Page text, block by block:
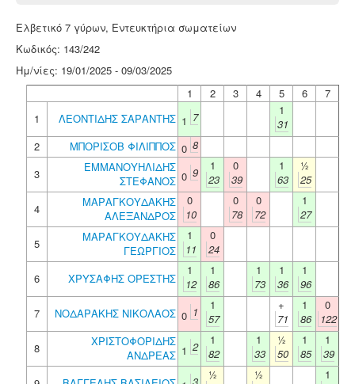
Ελβετικό 7 γύρων, Εντευκτήρια σωματείων
Κωδικός: 143/242
Ημ/νίες: 19/01/2025 - 09/03/2025
1
2 3 4 5 6
7
1
ΛΕΟΝΤΙΔΗΣ ΣΑΡΑΝΤΗΣ 1 7
1
31
2
ΜΠΟΡΙΣΟΒ ΦΙΛΙΠΠΟΣ 0 8
3
ΕΜΜΑΝΟΥΗΛΙΔΗΣ
ΣΤΕΦΑΝΟΣ 0 9
1
23
0
39
1
63
½
25
4
ΜΑΡΑΓΚΟΥΔΑΚΗΣ
ΑΛΕΞΑΝΔΡΟΣ
0
10
0
78
0
72
1
27
5
ΜΑΡΑΓΚΟΥΔΑΚΗΣ
ΓΕΩΡΓΙΟΣ
1
11
0
24
6
ΧΡΥΣΑΦΗΣ ΟΡΕΣΤΗΣ
1
12
1
86
1
73
1
36
1
96
7
ΝΟΔΑΡΑΚΗΣ ΝΙΚΟΛΑΟΣ 0 1
1
57
+
71
1
86
0
122
8
ΧΡΙΣΤΟΦΟΡΙΔΗΣ
ΑΝΔΡΕΑΣ 1 2
1
82
1
33
½
50
1
85
1
39
½
½
1